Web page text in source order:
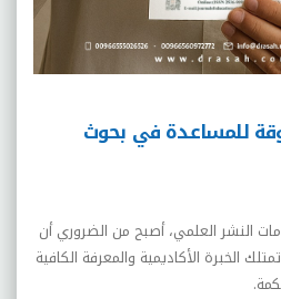
للمساعدة في بحوث
النشر العلمي، أصبح من الضروري أن
الخبرة الأكاديمية والمعرفة الكافية